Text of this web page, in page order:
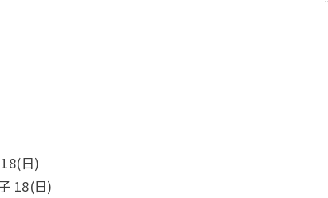
日)
18(日)